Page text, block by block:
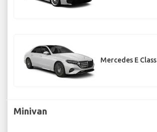
Mercedes E Class
Minivan